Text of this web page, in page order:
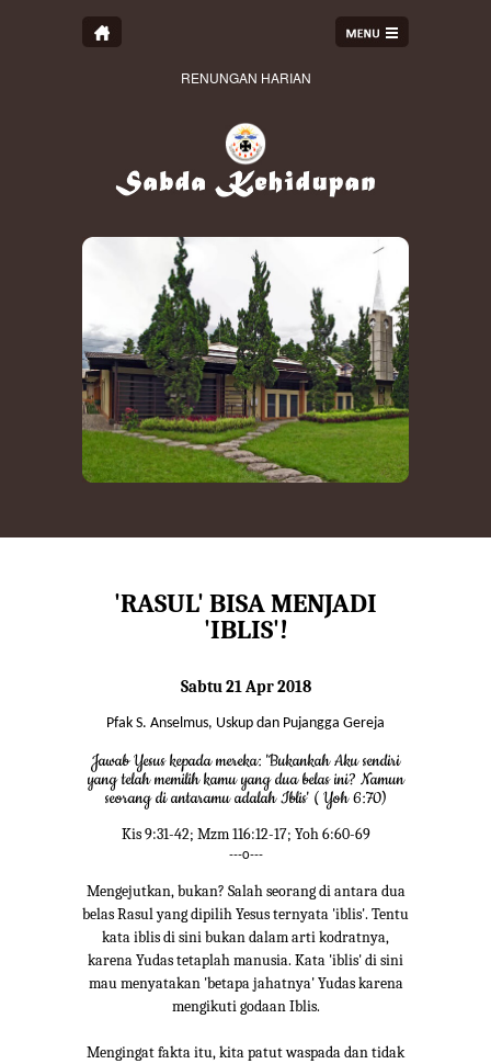
RENUNGAN HARIAN
'RASUL' BISA MENJADI
'IBLIS'!
Sabtu 21 Apr 2018
Pfak S. Anselmus, Uskup dan Pujangga Gereja
Jawab Yesus kepada mereka: 'Bukankah Aku sendiri
yang telah memilih kamu yang dua belas ini? Namun
seorang di antaramu adalah Iblis' ( Yoh 6:70)
Kis 9:31-42; Mzm 116:12-17; Yoh 6:60-69
---o---
Mengejutkan, bukan? Salah seorang di antara dua
belas Rasul yang dipilih Yesus ternyata 'iblis'. Tentu
kata iblis di sini bukan dalam arti kodratnya,
karena Yudas tetaplah manusia. Kata 'iblis' di sini
mau menyatakan 'betapa jahatnya' Yudas karena
mengikuti godaan Iblis.
Mengingat fakta itu, kita patut waspada dan tidak